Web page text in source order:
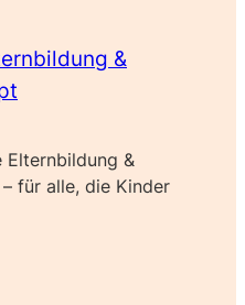
&
&
für alle, die Kinder